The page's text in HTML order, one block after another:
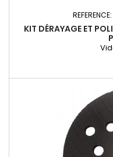
REFERENCE:
KIT DÉRAYAGE ET